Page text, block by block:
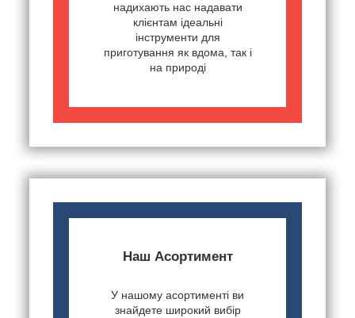
надихають нас надавати
клієнтам ідеальні
інструменти для
приготування як вдома, так і
на природі
Наш Асортимент
У нашому асортименті ви
знайдете широкий вибір